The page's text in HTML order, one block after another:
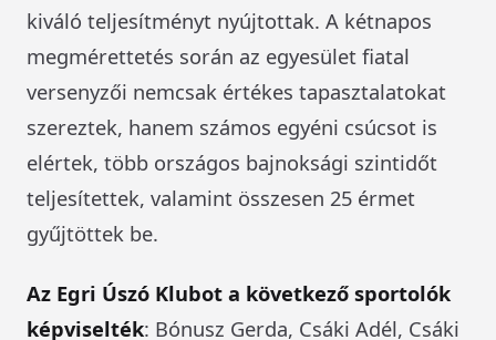
kiváló teljesítményt nyújtottak. A kétnapos
megmérettetés során az egyesület fiatal
versenyzői nemcsak értékes tapasztalatokat
szereztek, hanem számos egyéni csúcsot is
elértek, több országos bajnoksági szintidőt
teljesítettek, valamint összesen 25 érmet
gyűjtöttek be.
Az Egri Úszó Klubot a következő sportolók
képviselték: Bónusz Gerda, Csáki Adél, Csáki